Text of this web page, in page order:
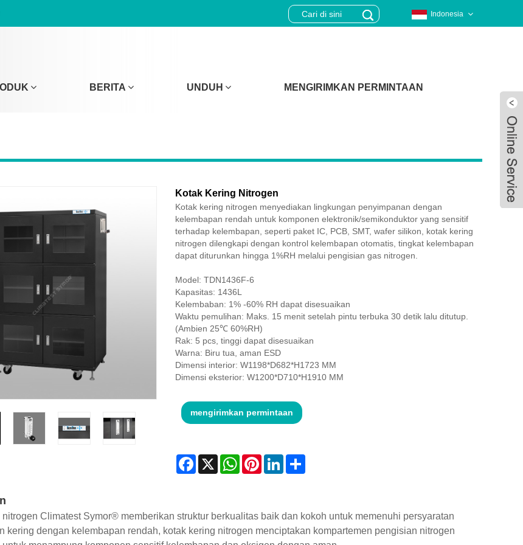
Indonesia
BERITA UNDUH MENGIRIMKAN PERMINTAAN
Kotak Kering Nitrogen
Kotak kering nitrogen menyediakan lingkungan penyimpanan dengan
kelembapan rendah untuk komponen elektronik/semikonduktor yang sensitif
terhadap kelembapan, seperti paket IC, PCB, SMT, wafer silikon, kotak kering
nitrogen dilengkapi dengan kontrol kelembapan otomatis, tingkat kelembapan
dapat diturunkan hingga 1%RH melalui pengisian gas nitrogen.
Model: TDN1436F-6
Kapasitas: 1436L
Kelembaban: 1% -60% RH dapat disesuaikan
Waktu pemulihan: Maks. 15 menit setelah pintu terbuka 30 detik lalu ditutup.
(Ambien 25℃ 60%RH)
Rak: 5 pcs, tinggi dapat disesuaikan
Warna: Biru tua, aman ESD
Dimensi interior: W1198*D682*H1723 MM
Dimensi eksterior: W1200*D710*H1910 MM
mengirimkan permintaan
Facebook
X WhatsAppPinterestLinkedInShare
nitrogen Climatest Symor® memberikan struktur berkualitas baik dan kokoh untuk memenuhi persyaratan
kering dengan kelembapan rendah, kotak kering nitrogen menciptakan kompartemen pengisian nitrogen